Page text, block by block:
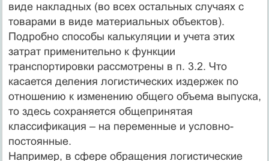
виде накладных (во всех остальных случаях с
товарами в виде материальных объектов).
Подробно способы калькуляции и учета этих
затрат применительно к функции
транспортировки рассмотрены в п. 3.2. Что
касается деления логистических издержек по
отношению к изменению общего объема выпуска,
то здесь сохраняется общепринятая
классификация – на переменные и условно-
постоянные.
Например, в сфере обращения логистические